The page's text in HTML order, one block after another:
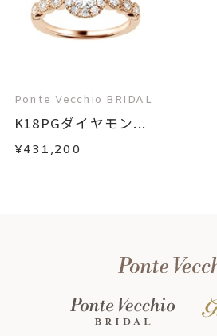
Ponte Vecchio BRIDAL
K18PGダイヤモン...
¥431,200